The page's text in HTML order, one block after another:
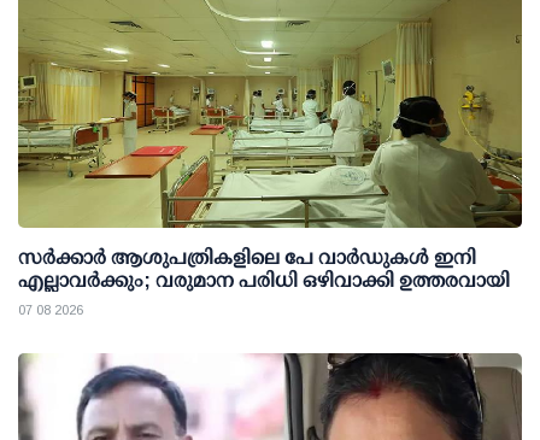
സര്‍ക്കാര്‍ ആശുപത്രികളിലെ പേ വാര്‍ഡുകള്‍ ഇനി
എല്ലാവര്‍ക്കും; വരുമാന പരിധി ഒഴിവാക്കി ഉത്തരവായി
07 08 2026